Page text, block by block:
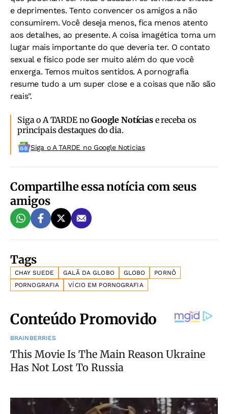
e deprimentes. Tento convencer os amigos a não
consumirem. Você deseja menos, fica menos atento
aos detalhes, ao presente. A coisa imagética toma um
lugar mais importante do que deveria ter. O contato
sexual e físico pode ser muito além do que você
enxerga. Temos muitos sentidos. A pornografia
resume tudo a um super close e a coisas que não são
reais".
Siga o A TARDE noGoogle Notíciase receba os
principais destaques do dia.
Siga o A TARDE no Google Noticias
Compartilhe essa notícia com seus
amigos
Tags
CHAY SUEDE GALÃ DA GLOBO GLOBO
PORNÔ
PORNOGRAFIA
VÍCIO EM PORNOGRAFIA